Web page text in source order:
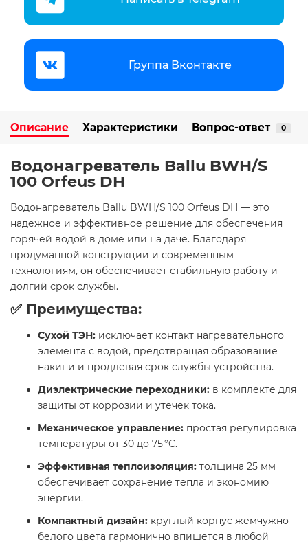
Группа Вконтакте
Описание Характеристики Вопрос-ответ 0
Водонагреватель Ballu BWH/S
100 Orfeus DH
Водонагреватель Ballu BWH/S 100 Orfeus DH — это
надежное и эффективное решение для обеспечения
горячей водой в доме или на даче. Благодаря
продуманной конструкции и современным
технологиям, он обеспечивает стабильную работу и
долгий срок службы.​
✅ Преимущества:
Сухой ТЭН: исключает контакт нагревательного
элемента с водой, предотвращая образование
накипи и продлевая срок службы устройства.
Диэлектрические переходники: в комплекте для
защиты от коррозии и утечек тока.
Механическое управление: простая регулировка
температуры от 30 до 75 °C.
Эффективная теплоизоляция: толщина 25 мм
обеспечивает сохранение тепла и экономию
энергии.
Компактный дизайн: круглый корпус жемчужно-
белого цвета гармонично впишется в любой